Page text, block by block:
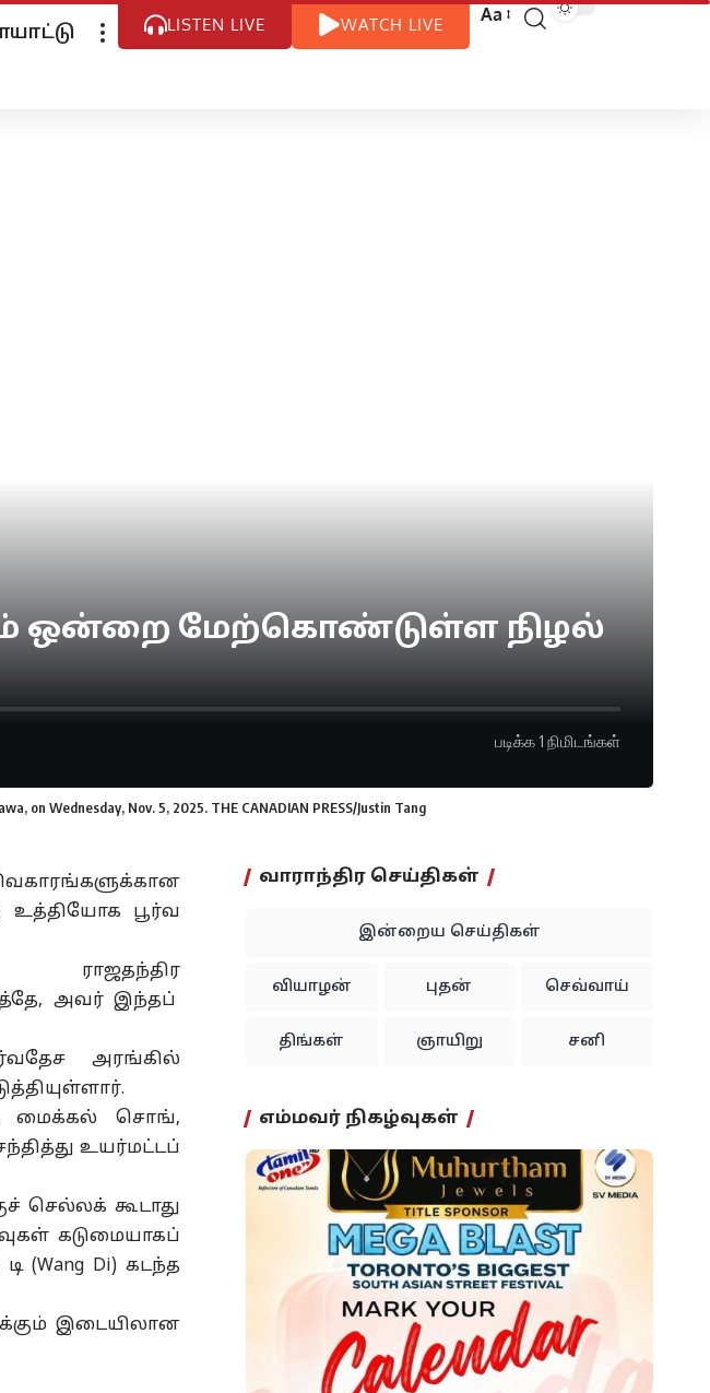
LISTEN LIVE WATCH LIVE Aa
ஒன்றை மேற்கொண்டுள்ள நிழல்
படிக்க 1 நிமிடங்கள்
on Wednesday, Nov. 5, 2025. THE CANADIAN PRESS/Justin Tang
உத்தியோக பூர்வ
, அவர் இந்தப்
அரங்கில்
.
மைக்கல் சொங்,
உயர்மட்டப்
செல்லக் கூடாது
கடுமையாகப்
(Wang Di) கடந்த
இடையிலான
வாராந்திர செய்திகள்
இன்றைய செய்திகள்
வியாழன் புதன் செவ்வாய்
திங்கள் ஞாயிறு சனி
எம்மவர் நிகழ்வுகள்